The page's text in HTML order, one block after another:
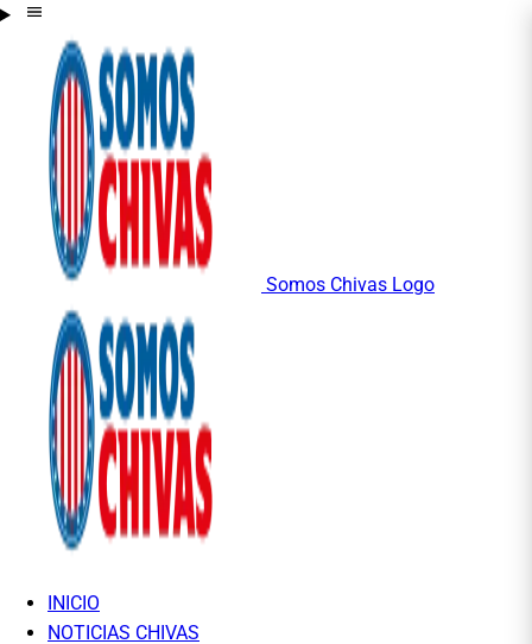
Somos Chivas Logo
INICIO
NOTICIAS CHIVAS